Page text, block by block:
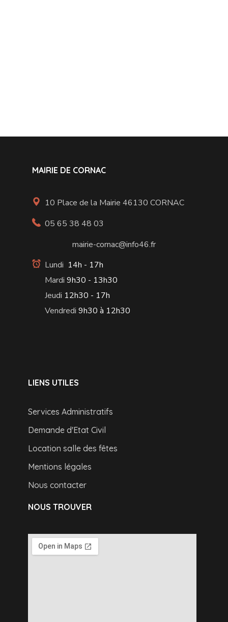
MAIRIE DE CORNAC
10 Place de la Mairie 46130 CORNAC
05 65 38 48 03
mairie-cornac@info46.fr
Lundi 14h - 17h
Mardi9h30 - 13h30
Jeudi 12h30 - 17h
Vendredi 9h30 à 12h30
LIENS UTILES
Services Administratifs
Demande d'Etat Civil
Location salle des fêtes
Mentions légales
Nous contacter
NOUS TROUVER